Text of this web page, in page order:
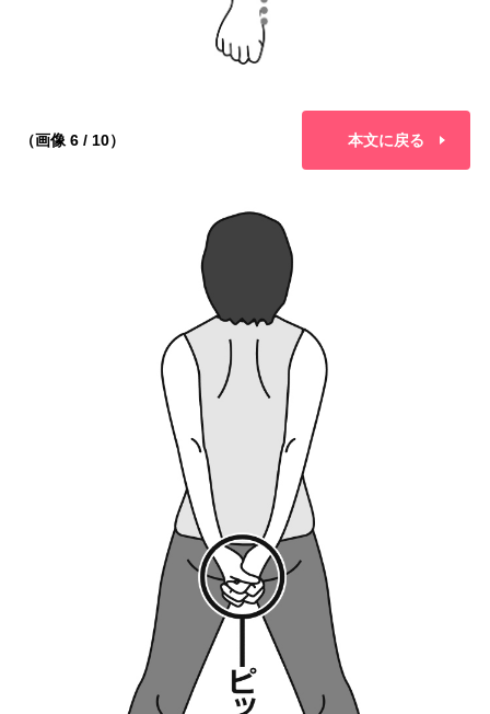
（画像 6 / 10） 本文に戻る